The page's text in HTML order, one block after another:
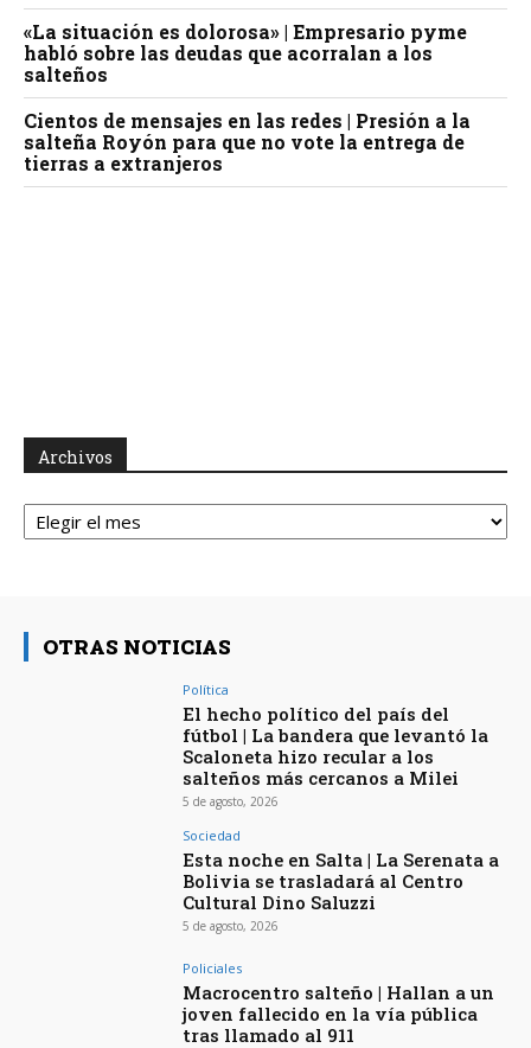
«La situación es dolorosa» | Empresario pyme
habló sobre las deudas que acorralan a los
salteños
Cientos de mensajes en las redes | Presión a la
salteña Royón para que no vote la entrega de
tierras a extranjeros
Archivos
Archivos
OTRAS NOTICIAS
Política
El hecho político del país del
fútbol | La bandera que levantó la
Scaloneta hizo recular a los
salteños más cercanos a Milei
5 de agosto, 2026
Sociedad
Esta noche en Salta | La Serenata a
Bolivia se trasladará al Centro
Cultural Dino Saluzzi
5 de agosto, 2026
Policiales
Macrocentro salteño | Hallan a un
joven fallecido en la vía pública
tras llamado al 911